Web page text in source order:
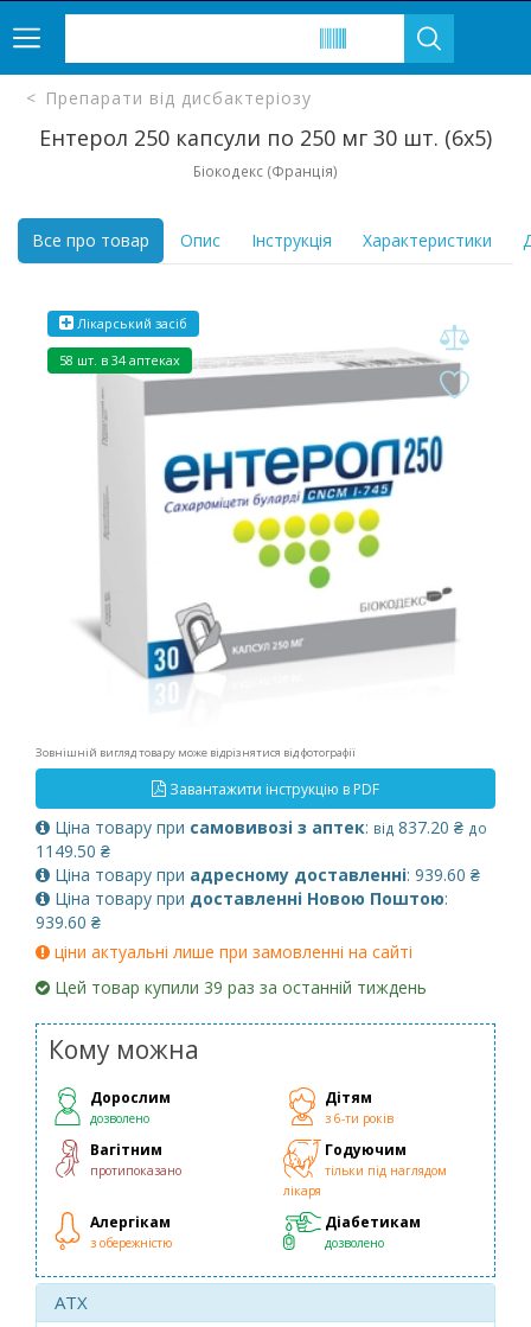
Препарати від дисбактеріозу
Ентерол 250 капсули по 250 мг 30 шт. (6х5)
Біокодекс (Франція)
Все про товар Опис Інструкція Характеристики
Лікарський засіб
58 шт. в 34 аптеках
Зовнішній вигляд товару може відрізнятися від фотографії
Завантажити інструкцію в PDF
Ціна товару при самовивозі з аптек: від 837.20 ₴ до
1149.50 ₴
Ціна товару при адресному доставленні: 939.60 ₴
Ціна товару при доставленні Новою Поштою:
939.60 ₴
ціни актуальні лише при замовленні на сайті
Цей товар купили 39 раз за останній тиждень
Кому можна
Дорослим
дозволено
Дітям
з 6-ти років
Вагітним
протипоказано
Годуючим
тільки під наглядом
лікаря
Алергікам
з обережністю
Діабетикам
дозволено
ATX